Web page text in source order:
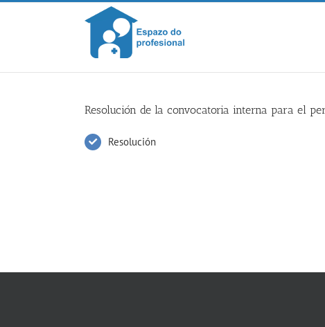
Skip
Resolución de la convocatoria interna para el
Resolución